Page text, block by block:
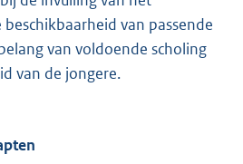
van passende
van voldoende scholing
van de jongere.